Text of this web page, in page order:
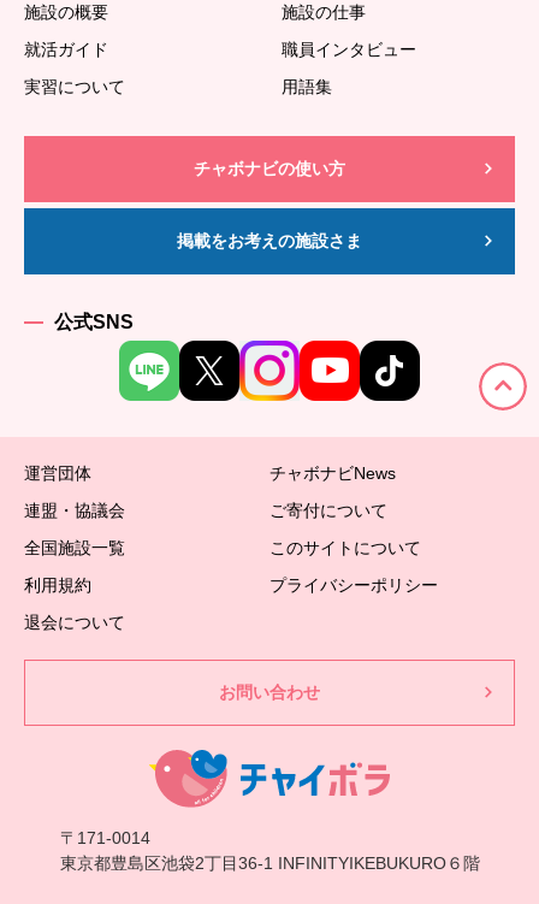
施設の概要
施設の仕事
就活ガイド
職員インタビュー
実習について
用語集
チャボナビの使い方
掲載をお考えの施設さま
公式SNS
運営団体
チャボナビNews
連盟・協議会
ご寄付について
全国施設一覧
このサイトについて
利用規約
プライバシーポリシー
退会について
お問い合わせ
〒171-0014
東京都豊島区池袋2丁目36-1 INFINITYIKEBUKURO６階